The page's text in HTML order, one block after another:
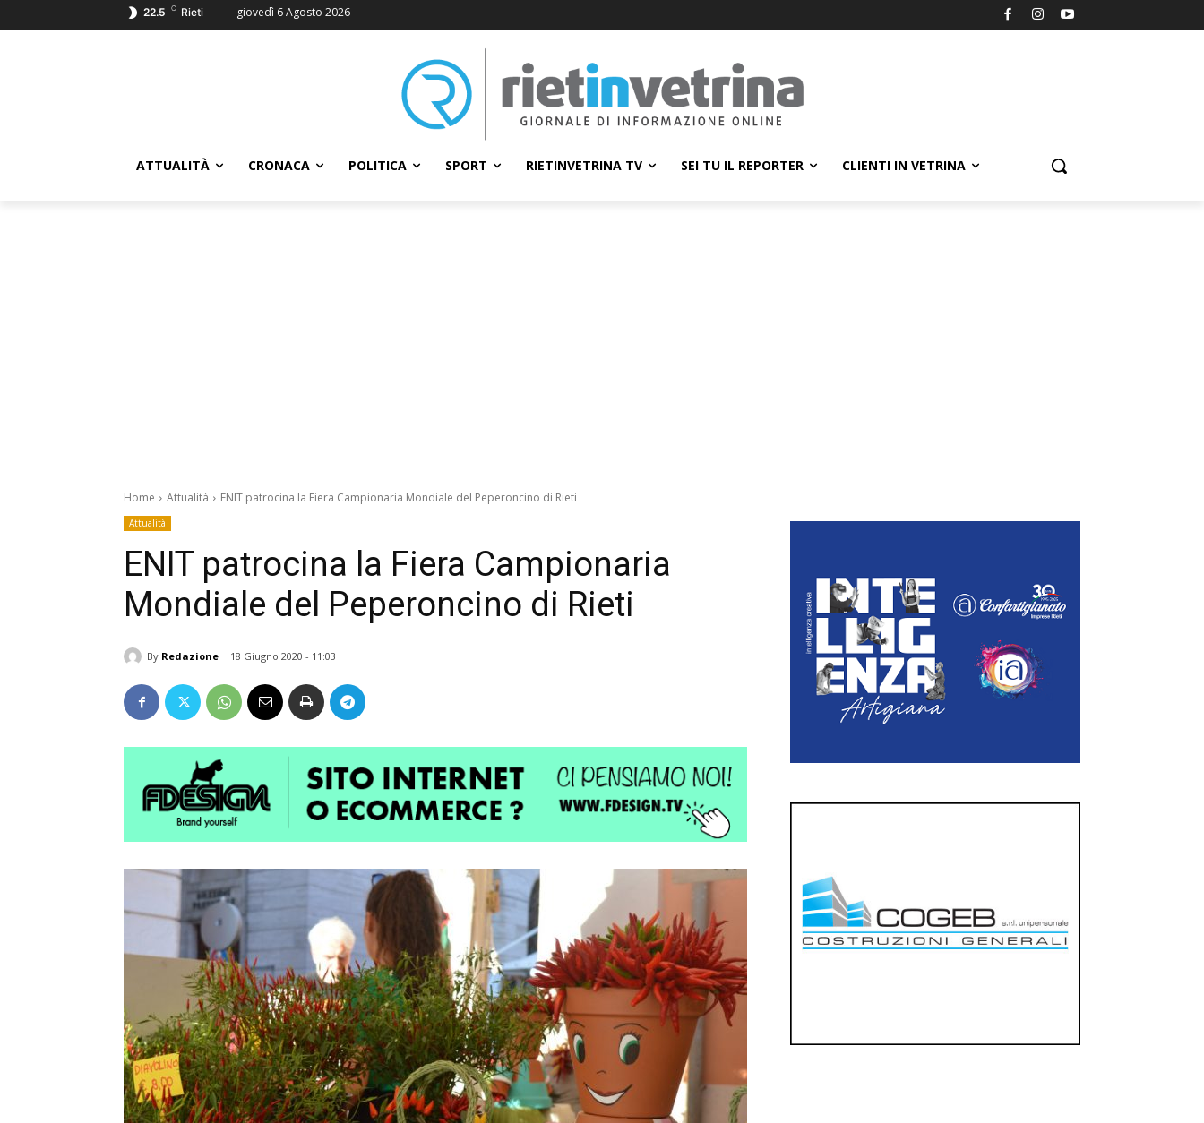
22.5 C Rieti giovedì 6 Agosto 2026
ATTUALITÀ CRONACA POLITICA SPORT RIETINVETRINA TV SEI TU IL REPORTER CLIENTI IN VETRINA
Home Attualità ENIT patrocina la Fiera Campionaria Mondiale del Peperoncino di Rieti
Attualità
ENIT patrocina la Fiera Campionaria
Mondiale del Peperoncino di Rieti
By Redazione 18 Giugno 2020 - 11:03